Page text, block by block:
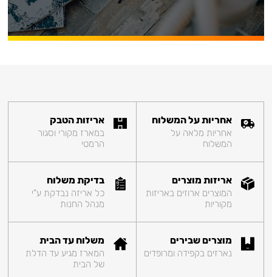
אחריות על המשלוח
אחריות מלאה על
המשלוח
אריזות הטבק
במארז מקורי וסגור
הרמטי
אריזות מוצרים
המוצרים ארוזים באריזות
מקוריות
בדיקת משלוח
כל אריזה נבדקת ע"י
מנהל החנות
מוצרים שבירים
נארזים בקפידה ומרופדים
משלוח עד הבית
המארז מגיע עד הדלת
של הבית